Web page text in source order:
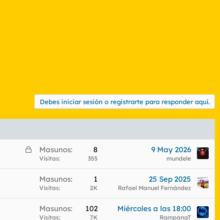
Debes iniciar sesión o registrarte para responder aquí.
C
r
d
Masunos 8
Visitas 355
9 May 2026
mundele
Masunos 1
Visitas 2K
25 Sep 2025
Rafael Manuel Fernández
Masunos 102
Visitas 7K
Miércoles a las 18:00
RampanaT